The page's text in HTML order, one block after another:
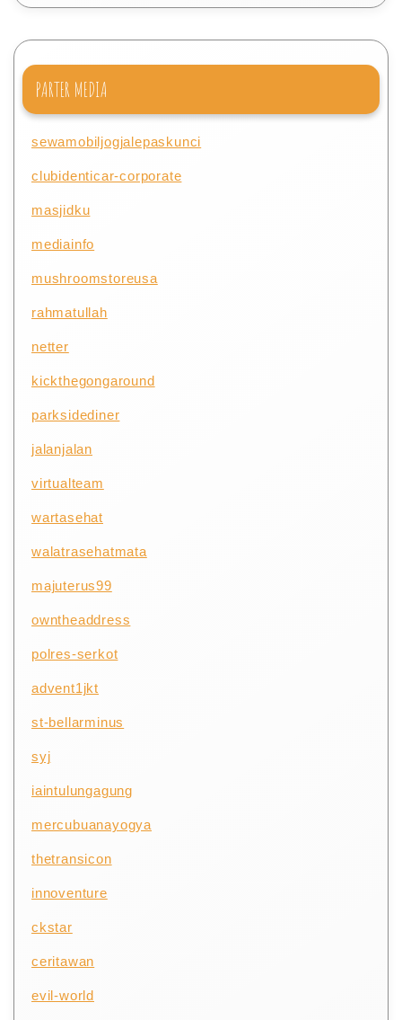
PARTER MEDIA
sewamobiljogjalepaskunci
clubidenticar-corporate
masjidku
mediainfo
mushroomstoreusa
rahmatullah
netter
kickthegongaround
parksidediner
jalanjalan
virtualteam
wartasehat
walatrasehatmata
majuterus99
owntheaddress
polres-serkot
advent1jkt
st-bellarminus
syj
iaintulungagung
mercubuanayogya
thetransicon
innoventure
ckstar
ceritawan
evil-world